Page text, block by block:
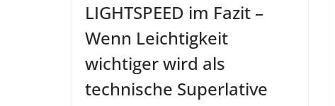
LIGHTSPEED im Fazit –
Wenn Leichtigkeit
wichtiger wird als
technische Superlative